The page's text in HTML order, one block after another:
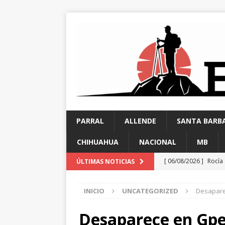
PARRAL ALLENDE SANTA
CHIHUAHUA NACIONAL MB
ÚLTIMAS NOTICIAS [ 06/08/2026 ]
canalización del
[ 06/08/2026 ]
INICIO UNCATEGORIZED
Desaparece en